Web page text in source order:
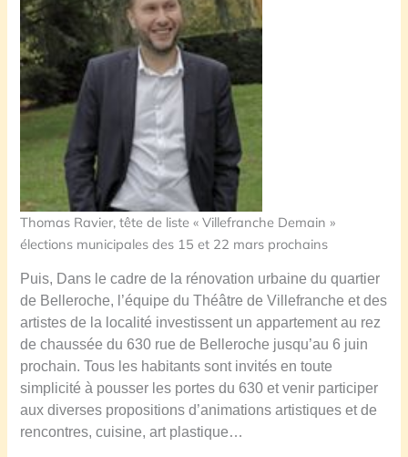
Thomas Ravier, tête de liste « Villefranche Demain »
élections municipales des 15 et 22 mars prochains
Puis, Dans le cadre de la rénovation urbaine du quartier
de Belleroche, l’équipe du Théâtre de Villefranche et des
artistes de la localité investissent un appartement au rez
de chaussée du 630 rue de Belleroche jusqu’au 6 juin
prochain. Tous les habitants sont invités en toute
simplicité à pousser les portes du 630 et venir participer
aux diverses propositions d’animations artistiques et de
rencontres, cuisine, art plastique…